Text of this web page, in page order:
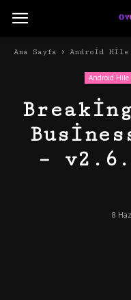
Ana Sayfa Android
Android
–
8